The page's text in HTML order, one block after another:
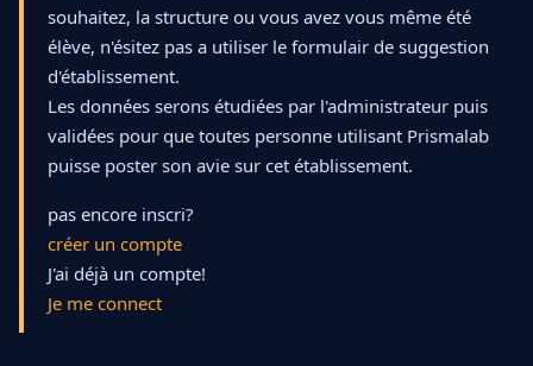
souhaitez, la structure ou vous avez vous même été
élève, n'ésitez pas a utiliser le formulair de suggestion
d'établissement.
Les données serons étudiées par l'administrateur puis
validées pour que toutes personne utilisant Prismalab
puisse poster son avie sur cet établissement.
pas encore inscri?
créer un compte
J'ai déjà un compte!
Je me connect